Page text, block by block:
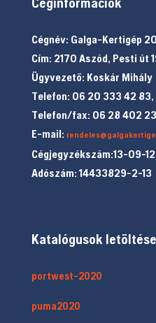
Cégnév: Galga-Kertigép
Cím: 2170 Aszód, Pesti út
Ügyvezető: Koskár Mihály
Telefon: 06 20 333 42
Telefon/fax: 06 28 402
E-mail:
Cégjegyzékszám:13-09-
Adószám: 14433829-2-13
Katalógusok letöltése
portwest-2020
puma2020